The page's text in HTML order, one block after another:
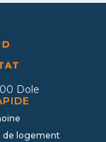
Dole
de logement